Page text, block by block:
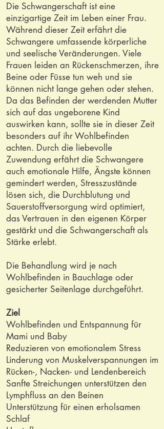
Die Schwangerschaft ist eine
einzigartige Zeit im Leben einer Frau.
Während dieser Zeit erfährt die
Schwangere umfassende körperliche
und seelische Veränderungen. Viele
Frauen leiden an Rückenschmerzen, ihre
Beine oder Füsse tun weh und sie
können nicht lange gehen oder stehen.
Da das Befinden der werdenden Mutter
sich auf das ungeborene Kind
auswirken kann, sollte sie in dieser Zeit
besonders auf ihr Wohlbefinden
achten. Durch die liebevolle
Zuwendung erfährt die Schwangere
auch emotionale Hilfe, Ängste können
gemindert werden, Stresszustände
lösen sich, die Durchblutung und
Sauerstoffversorgung wird optimiert,
das Vertrauen in den eigenen Körper
gestärkt und die Schwangerschaft als
Stärke erlebt.
Die Behandlung wird je nach
Wohlbefinden in Bauchlage oder
gesicherter Seitenlage durchgeführt.
Ziel
Wohlbefinden und Entspannung für
Mami und Baby
Reduzieren von emotionalem Stress
Linderung von Muskelverspannungen im
Rücken-, Nacken- und Lendenbereich
Sanfte Streichungen unterstützen den
Lymphfluss an den Beinen
Unterstützung für einen erholsamen
Schlaf